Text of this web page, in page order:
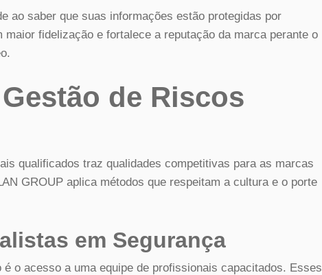
ao saber que suas informações estão protegidas por
fidelização e fortalece a reputação da marca perante o
de Riscos
qualificados traz qualidades competitivas para as marcas
GROUP aplica métodos que respeitam a cultura e o porte
em Segurança
o acesso a uma equipe de profissionais capacitados. Esses